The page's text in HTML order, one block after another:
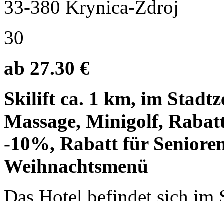
33-380 Krynica-Zdroj
30
ab 27.30 €
Skilift ca. 1 km, im
Massage, Minigolf,
-10%, Rabatt für
Weihnachtsmenü